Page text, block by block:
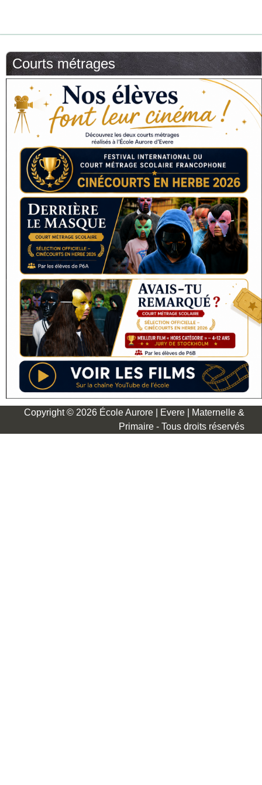
Courts métrages
Copyright © 2026 École Aurore | Evere | Maternelle &
Primaire - Tous droits réservés